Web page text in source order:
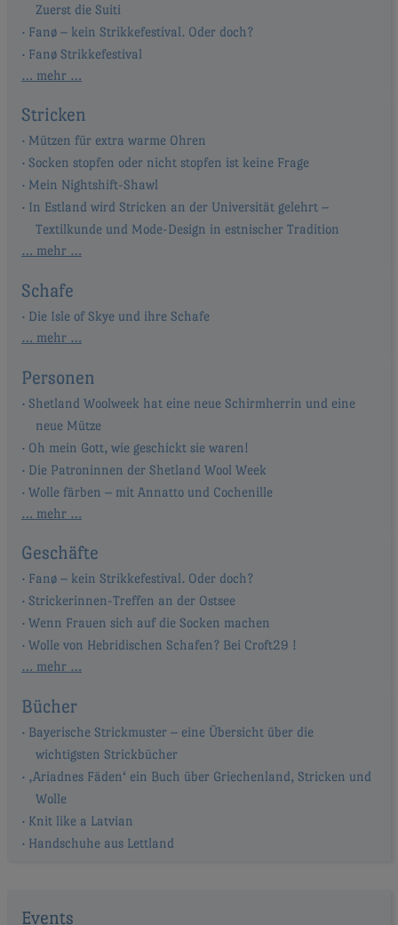
Zuerst die Suiti
Fanø – kein Strikkefestival. Oder doch?
Fanø Strikkefestival
… mehr …
Stricken
Mützen für extra warme Ohren
Socken stopfen oder nicht stopfen ist keine Frage
Mein Nightshift-Shawl
In Estland wird Stricken an der Universität gelehrt –
Textilkunde und Mode-Design in estnischer Tradition
… mehr …
Schafe
Die Isle of Skye und ihre Schafe
… mehr …
Personen
Shetland Woolweek hat eine neue Schirmherrin und eine
neue Mütze
Oh mein Gott, wie geschickt sie waren!
Die Patroninnen der Shetland Wool Week
Wolle färben – mit Annatto und Cochenille
… mehr …
Geschäfte
Fanø – kein Strikkefestival. Oder doch?
Strickerinnen-Treffen an der Ostsee
Wenn Frauen sich auf die Socken machen
Wolle von Hebridischen Schafen? Bei Croft29 !
… mehr …
Bücher
Bayerische Strickmuster – eine Übersicht über die
wichtigsten Strickbücher
‚Ariadnes Fäden‘ ein Buch über Griechenland, Stricken und
Wolle
Knit like a Latvian
Handschuhe aus Lettland
Events